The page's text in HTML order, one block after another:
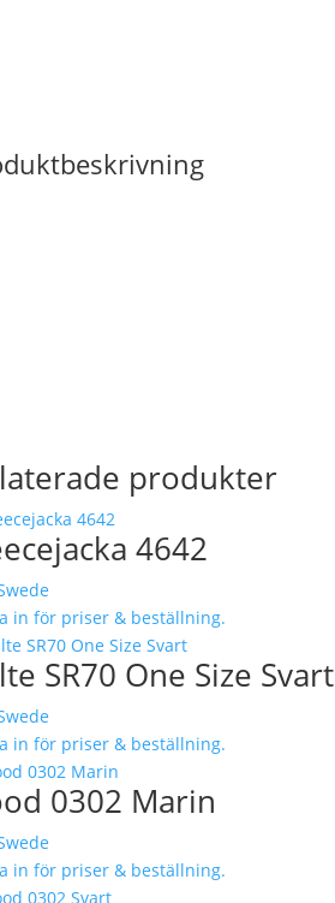
produkter
4642
in för priser & beställning.
SR70 One Size Svart
in för priser & beställning.
0302 Marin
in för priser & beställning.